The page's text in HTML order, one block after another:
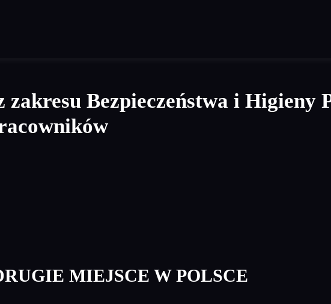
zakresu Bezpieczeństwa i Higieny
MIEJSCE W POLSCE